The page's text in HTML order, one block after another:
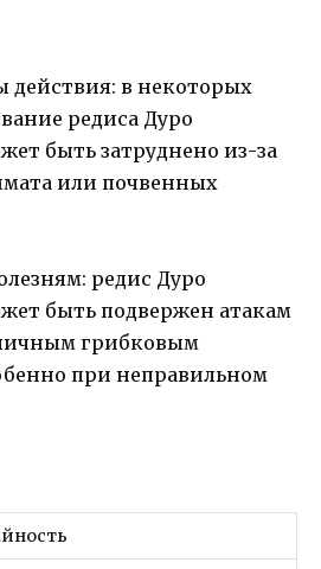
действия: в некоторых
редиса Дуро
быть затруднено из-за
или почвенных
редис Дуро
быть подвержен атакам
грибковым
при неправильном